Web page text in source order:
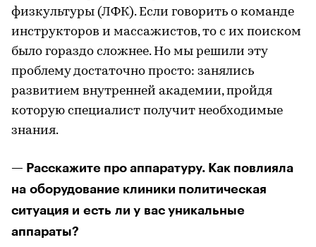
физкультуры (ЛФК). Если говорить о команде
инструкторов и массажистов, то с их поиском
было гораздо сложнее. Но мы решили эту
проблему достаточно просто: занялись
развитием внутренней академии, пройдя
которую специалист получит необходимые
знания.
— Расскажите про аппаратуру. Как повлияла
на оборудование клиники политическая
ситуация и есть ли у вас уникальные
аппараты?